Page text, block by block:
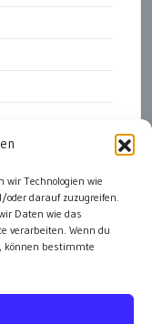
wir Technologien wie
oder darauf zuzugreifen.
Daten wie das
verarbeiten. Wenn du
können bestimmte